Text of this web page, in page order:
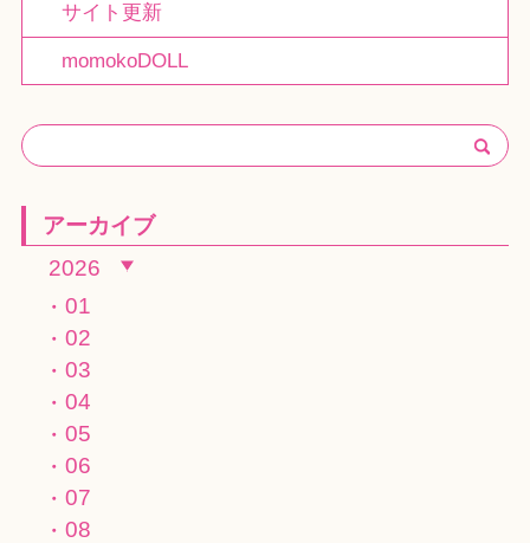
サイト更新
momokoDOLL
アーカイブ
2026
01
02
03
04
05
06
07
08